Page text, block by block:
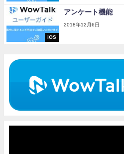
iOS
アンケート機能
2018年12月6日